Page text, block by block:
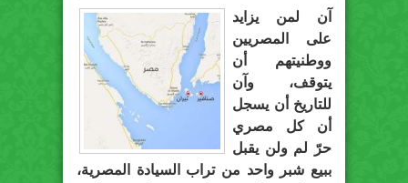
آن لمن يزايد
على المصريين
ووطنيتهم أن
يتوقف، وآن
للتاريخ أن يسجل
أن كل مصري
حرّ لم ولن يقبل
ببيع شبر واحد من تراب السيادة المصرية،